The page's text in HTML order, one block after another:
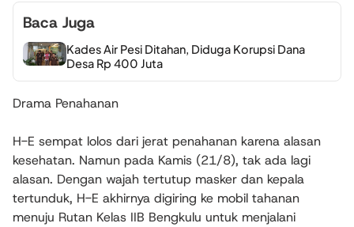
Baca Juga
Kades Air Pesi Ditahan, Diduga Korupsi Dana
Desa Rp 400 Juta
Drama Penahanan
H-E sempat lolos dari jerat penahanan karena alasan
kesehatan. Namun pada Kamis (21/8), tak ada lagi
alasan. Dengan wajah tertutup masker dan kepala
tertunduk, H-E akhirnya digiring ke mobil tahanan
menuju Rutan Kelas IIB Bengkulu untuk menjalani